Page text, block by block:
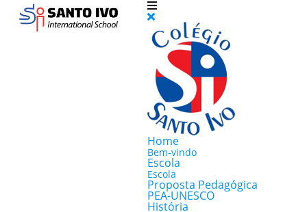
Home
Bem-vindo
Escola
Escola
Proposta Pedagógica
PEA-UNESCO
História